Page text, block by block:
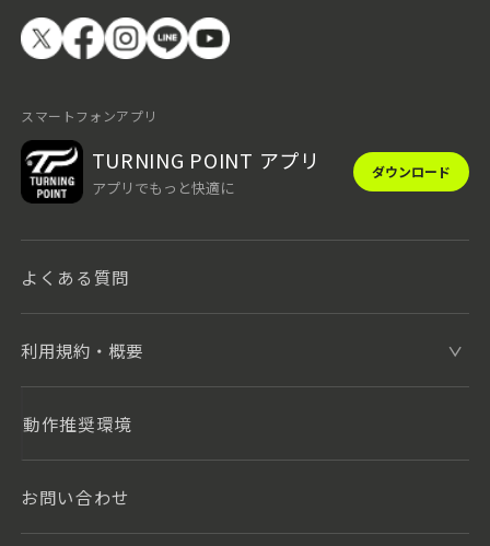
スマートフォンアプリ
TURNING POINT アプリ
アプリでもっと快適に
ダウンロード
よくある質問
利用規約・概要
動作推奨環境
お問い合わせ